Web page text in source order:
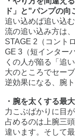
ド」と"パンプの
追い込めば追い込
流の追い込み方は
STAGE 2（コント
GE 3（短インター
くの人が陥る「追
大のところでセー
逆効果になる、腕
・腕を太くする最
力こぶばかりに目
占めるのは上腕三
違います。そして